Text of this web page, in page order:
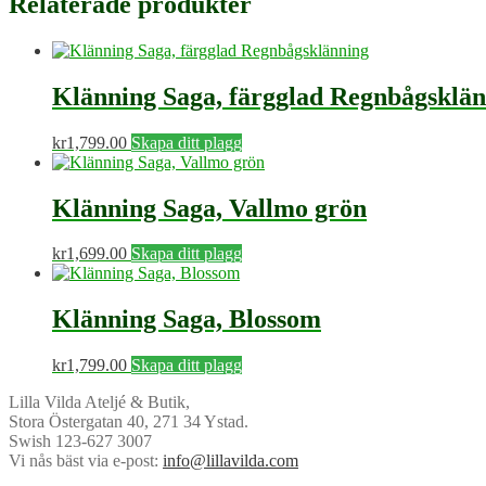
Klänning Saga, färgglad
kr1,799.00 Skapa ditt plagg
Klänning Saga, Vallmo grön
kr1,699.00 Skapa ditt plagg
Klänning Saga, Blossom
kr1,799.00 Skapa ditt plagg
Lilla Vilda Ateljé & Butik,
Stora Östergatan 40, 271 34 Ystad.
Swish 123-627 3007
Vi nås bäst via e-post: info@lillavilda.com